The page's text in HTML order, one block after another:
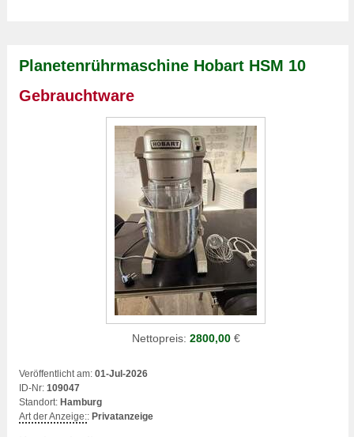
Planetenrührmaschine Hobart HSM 10
Gebrauchtware
Nettopreis: 2800,00€
Veröffentlicht am: 01-Jul-2026
ID-Nr: 109047
Standort: Hamburg
Art der Anzeige:: Privatanzeige